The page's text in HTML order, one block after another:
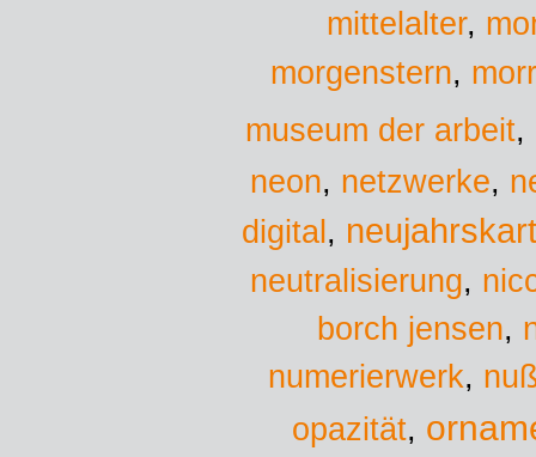
mittelalter,
morgenstern,
museum der arbeit,
neon, netzwerke,
digital ,
neutralisierung,
borch jensen,
numerierwerk,
opazität,